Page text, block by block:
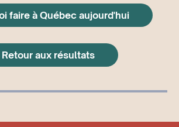
faire à Québec aujourd'hui
Retour aux résultats